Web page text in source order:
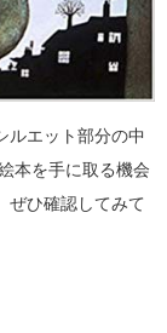
ルエット部分の中
本を手に取る機会
ぜひ確認してみて